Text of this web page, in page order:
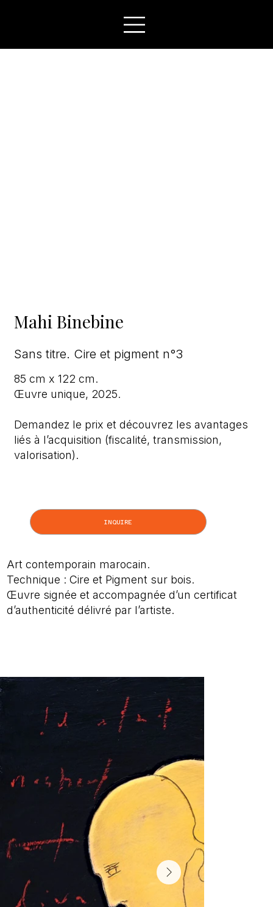
Mahi Binebine
Sans titre. Cire et pigment n°3
85 cm x 122 cm.
Œuvre unique, 2025.
Demandez le prix et découvrez les avantages
liés à l’acquisition (fiscalité, transmission,
valorisation).
INQUIRE
Art contemporain marocain.
Technique : Cire et Pigment sur bois.
Œuvre signée et accompagnée d’un certificat
d’authenticité délivré par l’artiste.